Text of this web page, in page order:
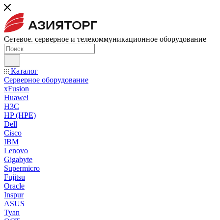
Сетевое. серверное и телекоммуникационное оборудование
Каталог
Серверное оборудование
xFusion
Huawei
H3C
HP (HPE)
Dell
Cisco
IBM
Lenovo
Gigabyte
Supermicro
Fujitsu
Oracle
Inspur
ASUS
Tyan